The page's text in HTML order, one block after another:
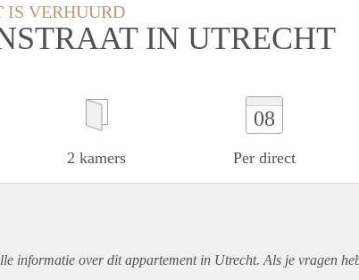
IS VERHUURD
IN UTRECHT
2 kamers
08
Per direct
informatie over ditappartementin Utrecht. Als je vragen